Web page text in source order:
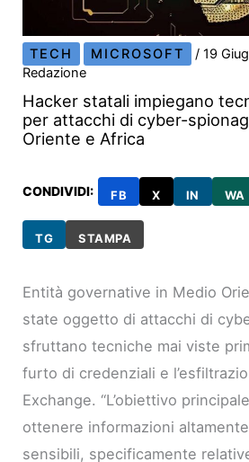
TECH MICROSOFT /19
Redazione
Hacker statali impiegano
per attacchi di cyber-
Oriente e Africa
CONDIVIDI: FB X IN WA
TG STAMPA
Entità governative in Medio
state oggetto di attacchi di
sfruttano tecniche mai viste
furto di credenziali e
Exchange. “L’obiettivo
ottenere informazioni
sensibili, specificamente